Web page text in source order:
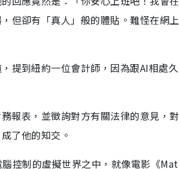
但卻有「真人」般的體貼。難怪在網
提到紐約一位會計師，因為跟AI相處
報表，並徵詢對方有關法律的意見，
了他的知交。
控制的虛擬世界之中，就像電影《